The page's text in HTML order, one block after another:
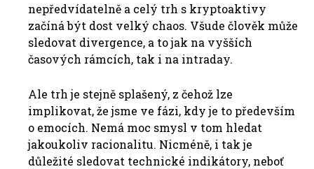
nepředvídatelně a celý trh s kryptoaktivy
začíná být dost velký chaos. Všude člověk může
sledovat divergence, a to jak na vyšších
časových rámcích, tak i na intraday.
Ale trh je stejně splašený, z čehož lze
implikovat, že jsme ve fázi, kdy je to především
o emocích. Nemá moc smysl v tom hledat
jakoukoliv racionalitu. Nicméně, i tak je
důležité sledovat technické indikátory, neboť